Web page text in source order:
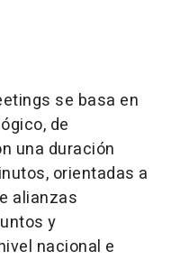
se basa en
de
una duración
orientadas a
alianzas
y
nacional e